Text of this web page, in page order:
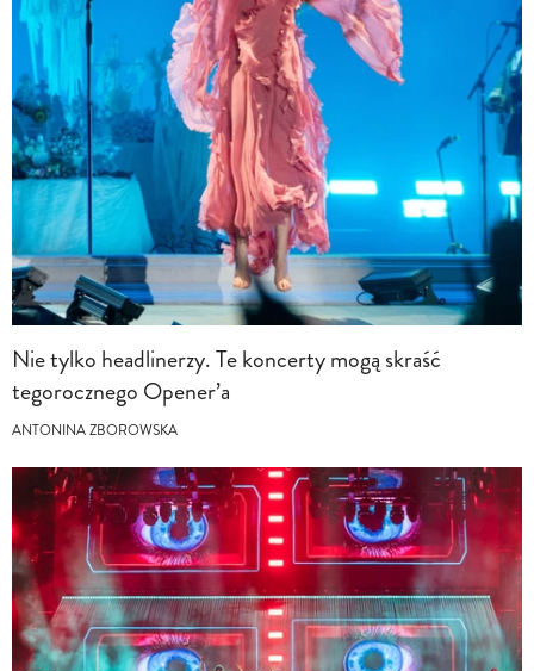
Nie tylko headlinerzy. Te koncerty mogą skraść
tegorocznego Opener’a
ANTONINA ZBOROWSKA